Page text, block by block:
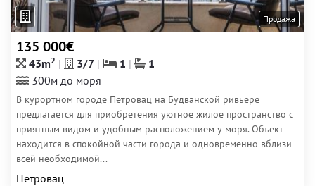
Продажа
135 000€
43m2 3/7 1
1
300м до моря
В курортном городе Петровац на Будванской ривьере
предлагается для приобретения уютное жилое пространство с
приятным видом и удобным расположением у моря. Объект
находится в спокойной части города и одновременно вблизи
всей необходимой...
Петровац